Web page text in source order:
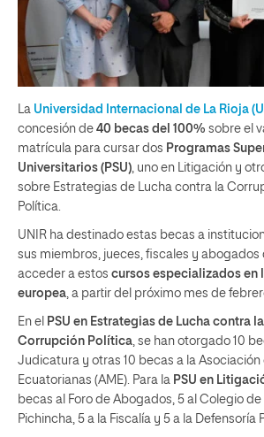
La Universidad Internacional de La Rioja
concesión de 40 becas del 100% sobre el
matrícula para cursar dos Programas
Universitarios (PSU) , uno en Litigación y
sobre Estrategias de Lucha contra la
Política.
UNIR ha destinado estas becas a
sus miembros, jueces, fiscales y abogados
acceder a estos cursos especializados en
europea , a partir del próximo mes de
En el PSU en Estrategias de Lucha contra
Corrupción Política , se han otorgado 10
Judicatura y otras 10 becas a la
Ecuatorianas (AME). Para la PSU en
becas al Foro de Abogados, 5 al Colegio
Pichincha, 5 a la Fiscalía y 5 a la Defensoría